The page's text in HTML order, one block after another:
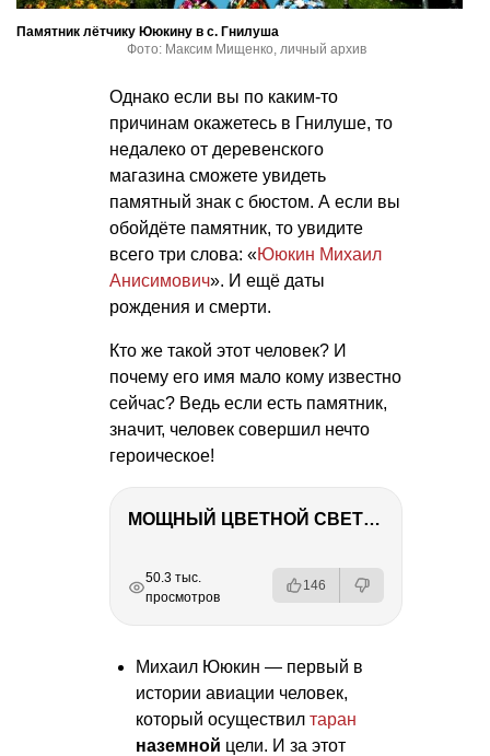
Памятник лётчику Ююкину в с. Гнилуша
Фото: Максим Мищенко, личный архив
Однако если вы по каким-то
причинам окажетесь в Гнилуше, то
недалеко от деревенского
магазина сможете увидеть
памятный знак с бюстом. А если вы
обойдёте памятник, то увидите
всего три слова: «Ююкин Михаил
Анисимович». И ещё даты
рождения и смерти.
Кто же такой этот человек? И
почему его имя мало кому известно
сейчас? Ведь если есть памятник,
значит, человек совершил нечто
героическое!
МОЩНЫЙ ЦВЕТНОЙ СВЕТ – NANLITE FC-500C
РЕКЛАМА
РЕКЛАМА
РЕКЛАМА
50.3 тыс.
просмотров
146
Михаил Ююкин — первый в
истории авиации человек,
который осуществил таран
наземной цели. И за этот